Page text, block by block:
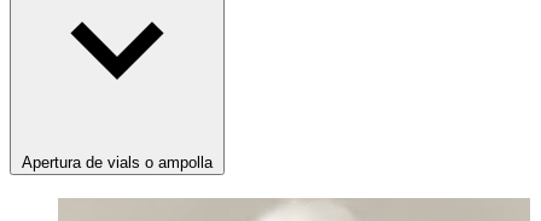
Apertura de vials o ampolla